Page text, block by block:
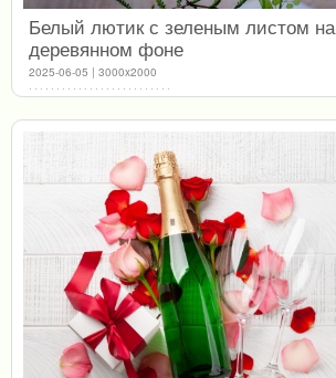
Белый лютик с зеленым листом на
деревянном фоне
2025-06-05 | 3000x2000